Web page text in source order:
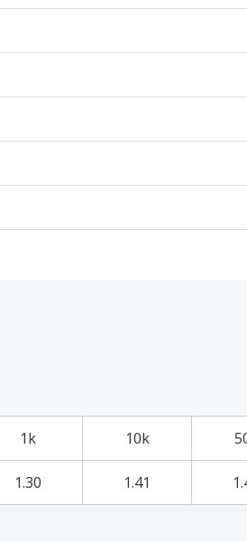
1k 10k
1.30 1.41